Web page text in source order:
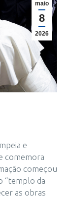
maio
8
2026
e
comemora
começou
“templo da
as obras